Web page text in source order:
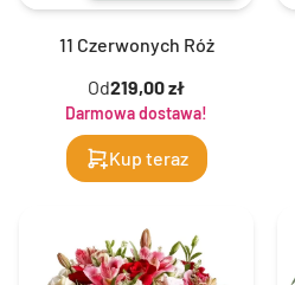
11 Czerwonych Róż
Od219,00 zł
Darmowa dostawa!
Kup teraz